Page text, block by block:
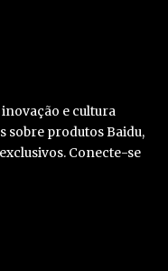
e cultura
sobre produtos Baidu,
Conecte-se